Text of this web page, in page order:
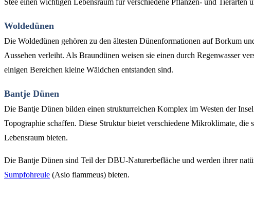
Woldedünen
Die Woldedünen gehören zu den ältesten Dünenformationen auf Borkum
Aussehen verleiht. Als Braundünen weisen sie einen durch Regenwasser
einigen Bereichen kleine Wäldchen entstanden sind.
Bantje Dünen
Die Bantje Dünen bilden einen strukturreichen Komplex im Westen der
Topographie schaffen. Diese Struktur bietet verschiedene Mikroklimate,
Lebensraum bieten.
Die Bantje Dünen sind Teil der DBU-Naturerbefläche und werden ihrer
Sumpfohreule (Asio flammeus) bieten.